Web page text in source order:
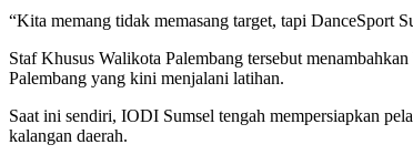
“Kita memang tidak memasang target, tapi DanceSport
Staf Khusus Walikota Palembang tersebut
Palembang yang kini menjalani latihan.
Saat ini sendiri, IODI Sumsel tengah mempersiapkan
kalangan daerah.